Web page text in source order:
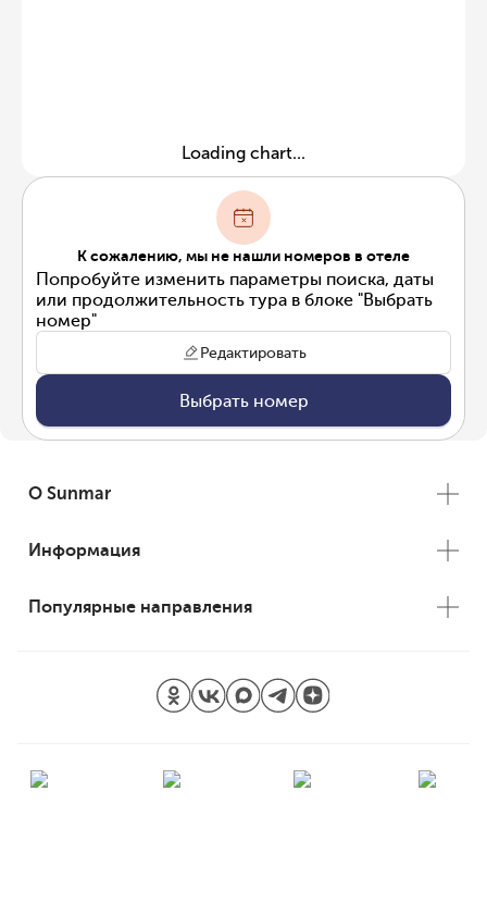
Loading chart...
К сожалению, мы не нашли номеров в отеле
Попробуйте изменить параметры поиска, даты
или продолжительность тура в блоке "Выбрать
номер"
Редактировать
Выбрать номер
О Sunmar
Информация
Популярные направления